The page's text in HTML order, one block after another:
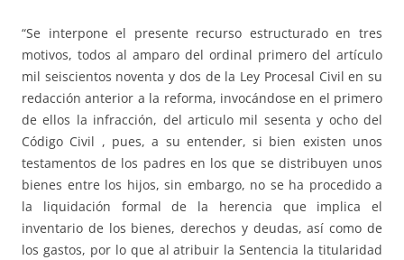
“Se interpone el presente recurso estructurado en tres
motivos, todos al amparo del ordinal primero del artículo
mil seiscientos noventa y dos de la Ley Procesal Civil en su
redacción anterior a la reforma, invocándose en el primero
de ellos la infracción, del articulo mil sesenta y ocho del
Código Civil , pues, a su entender, si bien existen unos
testamentos de los padres en los que se distribuyen unos
bienes entre los hijos, sin embargo, no se ha procedido a
la liquidación formal de la herencia que implica el
inventario de los bienes, derechos y deudas, así como de
los gastos, por lo que al atribuir la Sentencia la titularidad